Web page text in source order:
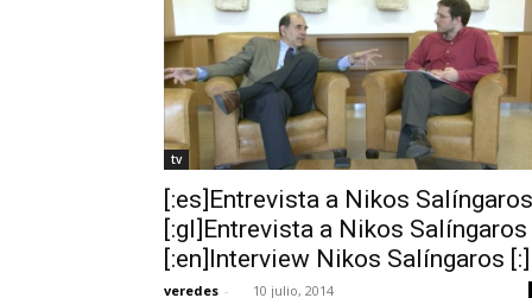
tv
[:es]Entrevista a Nikos Salíngaros
[:gl]Entrevista a Nikos Salíngaros
[:en]Interview Nikos Salíngaros [:]
veredes - 10 julio, 2014